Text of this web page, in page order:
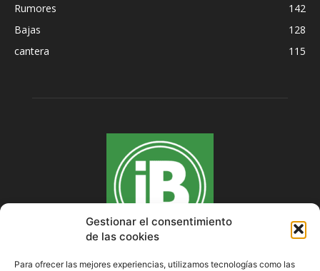
Gestionar el consentimiento
de las cookies
Para ofrecer las mejores experiencias, utilizamos tecnologías como las
Rumores
142
Bajas
128
cantera
115